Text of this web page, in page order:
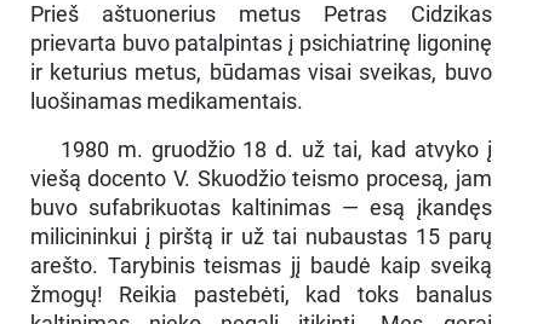
Prieš aštuonerius metus Petras Cidzikas
prievarta buvo patalpintas į psichiatrinę ligoninę
ir keturius metus, būdamas visai sveikas, buvo
luošinamas medikamentais.
1980 m. gruodžio 18 d. už tai, kad atvyko į
viešą docento V. Skuodžio teismo procesą, jam
buvo sufabrikuotas kaltinimas — esą įkandęs
milicininkui į pirštą ir už tai nubaustas 15 parų
arešto. Tarybinis teismas jį baudė kaip sveiką
žmogų! Reikia pastebėti, kad toks banalus